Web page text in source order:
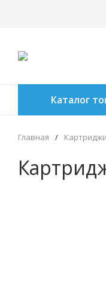
Каталог
Главная /